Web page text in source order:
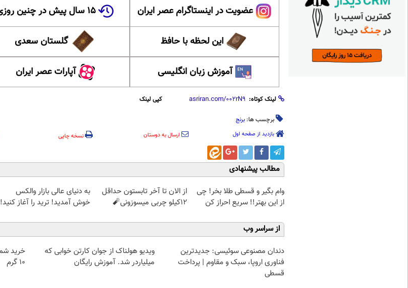
عضویت در اینستاگرام عصر ایران ۱۵ سال پیش در چنین روزی
این لحظه با حافظ گلستان سعدی
آموزش زبان انگلیسی آپارات عصر ایران
لینک کوتاه: کپی لینک
برچسب ها: برنج
بازدید از صفحه اول ارسال به دوستان نسخه چاپی
مطالب پیشنهادی
وام بگیر و قسطی طلا بخر! چی
از این بهتر!! سریع احراز کن
از الان تا آخر تابستون حداقل
12کیلو چربی میسوزونی🧨
به دنیای عالی بازار والکس
خوش آمدید! ترید را آغاز کنید!
از سراسر وب
دندان مصنوعی سوئیسی: جدیدترین
فناوری اروپا، سبک و مقاوم | پرداخت
قسطی
ویدیو هولناک از جوان کارتن خوابی که
میلیاردر شد. آموزش رایگان
۱۰ گرم